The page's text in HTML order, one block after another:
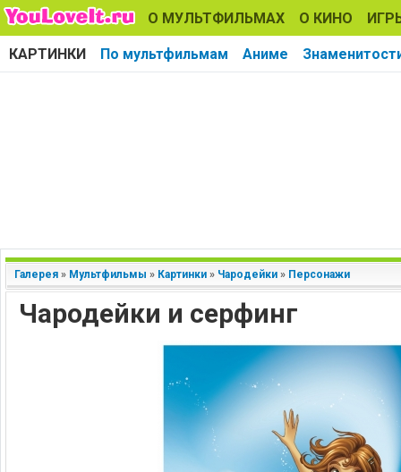
О МУЛЬТФИЛЬМАХ О КИНО
КАРТИНКИ По мультфильмам Аниме
Галерея » Мультфильмы » Картинки » Чародейки » Персонажи
Чародейки и серфинг